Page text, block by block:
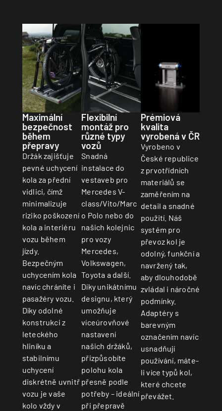
Maximální
bezpečnost
během
přepravy
Držák zajišťuje
pevné uchycení
kola za přední
vidlici, čímž
minimalizuje
riziko poškození
kola a interiéru
vozu během
jízdy.
Bezpečným
uchycením kola
navíc chráníte i
pasažéry vozu.
Díky odolné
konstrukci z
leteckého
hliníku a
stabilnímu
uchycení
diskrétně uvnitř
vozu je vaše
kolo vždy v
Flexibilní
montáž pro
různé typy
vozů
Snadná
instalace do
vestaveb pro
Mercedes V-
class/Vito/Marc
o Polo nebo do
našich kolejnic
pro vozy
Mercedes,
Volkswagen,
Toyota a další.
Díky unikátnímu
designu, který
umožňuje
víceúrovňové
nastavení
našich držáků,
přizpůsobíte
polohu kola
přesně podle
potřeby – ideální
při přepravě
Prémiová
kvalita
vyrobená v ČR
Vyrobeno v
České republice
z prvotřídních
materiálů se
zaměřením na
detail a snadné
použití. Náš
systém pro
převoz kol je
odolný, funkční a
navržený tak,
aby dlouhodobě
zvládal i náročné
podmínky.
Adaptéry s
barevným
označením navíc
usnadňují
používání, máte-
li více typů kol,
které chcete
převážet.